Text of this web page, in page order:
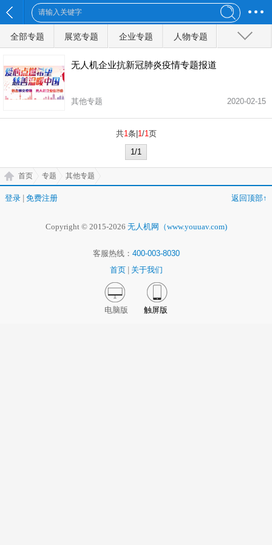
全部专题 展览专题 企业专题 人物专题
其他专题
无人机企业抗新冠肺炎疫情专题报道
其他专题 2020-02-15
共1条| 1/1页
1/1
首页 专题 其他专题
登录 免费注册 返回顶部↑
Copyright © 2015-2026 无人机网（www.youuav.com)
客服热线： 400-003-8030
首页
关于我们
电脑版 触屏版